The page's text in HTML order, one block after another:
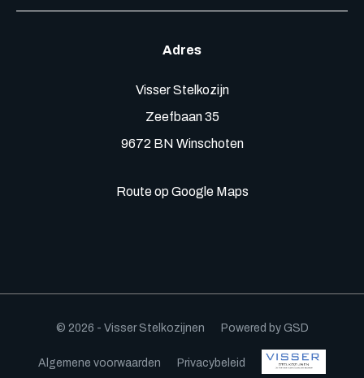
Adres
Visser Stelkozijn
Zeefbaan 35
9672 BN Winschoten
Route op Google Maps
© 2026 - Visser Stelkozijnen Powered by GSD
Algemene voorwaarden Privacybeleid